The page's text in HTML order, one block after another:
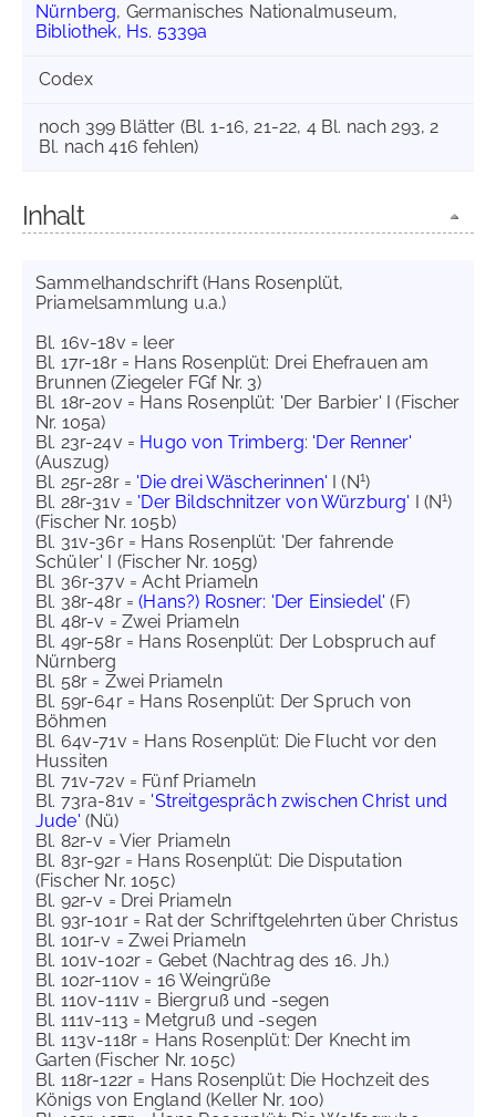
Nürnberg, Germanisches Nationalmuseum,
Bibliothek, Hs. 5339a
Codex
noch 399 Blätter (Bl. 1-16, 21-22, 4 Bl. nach 293, 2
Bl. nach 416 fehlen)
Inhalt
Sammelhandschrift (Hans Rosenplüt,
Priamelsammlung u.a.)
Bl. 16v-18v = leer
Bl. 17r-18r = Hans Rosenplüt: Drei Ehefrauen am
Brunnen (Ziegeler FGf Nr. 3)
Bl. 18r-20v = Hans Rosenplüt: 'Der Barbier' I (Fischer
Nr. 105a)
Bl. 23r-24v = Hugo von Trimberg: 'Der Renner'
(Auszug)
Bl. 25r-28r = 'Die drei Wäscherinnen' I (N1)
Bl. 28r-31v = 'Der Bildschnitzer von Würzburg' I (N1)
(Fischer Nr. 105b)
Bl. 31v-36r = Hans Rosenplüt: 'Der fahrende
Schüler' I (Fischer Nr. 105g)
Bl. 36r-37v = Acht Priameln
Bl. 38r-48r =(Hans?) Rosner: 'Der Einsiedel' (F)
Bl. 48r-v = Zwei Priameln
Bl. 49r-58r = Hans Rosenplüt: Der Lobspruch auf
Nürnberg
Bl. 58r = Zwei Priameln
Bl. 59r-64r = Hans Rosenplüt: Der Spruch von
Böhmen
Bl. 64v-71v = Hans Rosenplüt: Die Flucht vor den
Hussiten
Bl. 71v-72v = Fünf Priameln
Bl. 73ra-81v = 'Streitgespräch zwischen Christ und
Jude' (Nü)
Bl. 82r-v = Vier Priameln
Bl. 83r-92r = Hans Rosenplüt: Die Disputation
(Fischer Nr. 105c)
Bl. 92r-v = Drei Priameln
Bl. 93r-101r = Rat der Schriftgelehrten über Christus
Bl. 101r-v = Zwei Priameln
Bl. 101v-102r = Gebet (Nachtrag des 16. Jh.)
Bl. 102r-110v = 16 Weingrüße
Bl. 110v-111v = Biergruß und -segen
Bl. 111v-113 = Metgruß und -segen
Bl. 113v-118r = Hans Rosenplüt: Der Knecht im
Garten (Fischer Nr. 105c)
Bl. 118r-122r = Hans Rosenplüt: Die Hochzeit des
Königs von England (Keller Nr. 100)